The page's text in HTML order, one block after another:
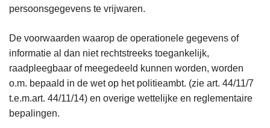
persoonsgegevens te vrijwaren.
De voorwaarden waarop de operationele gegevens of
informatie al dan niet rechtstreeks toegankelijk,
raadpleegbaar of meegedeeld kunnen worden, worden
o.m. bepaald in de wet op het politieambt. (zie art. 44/11/7
t.e.m.art. 44/11/14) en overige wettelijke en reglementaire
bepalingen.